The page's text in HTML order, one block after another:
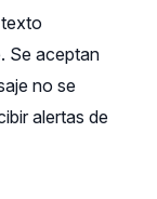
Se aceptan
no se
alertas de